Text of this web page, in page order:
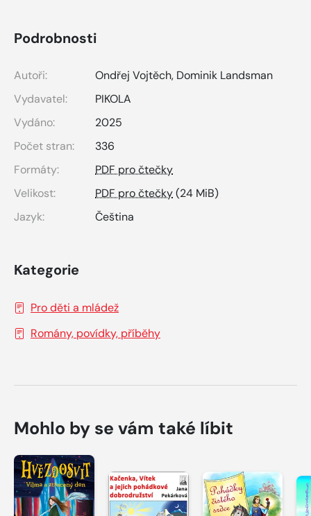
Podrobnosti
Autoři: Ondřej Vojtěch, Dominik Landsman
Vydavatel:
PIKOLA
Vydáno:
2025
Počet stran:
336
Formáty:
PDF pro čtečky
Velikost:
PDF pro čtečky(24 MiB)
Jazyk:
Čeština
Kategorie
Pro děti a mládež
Romány, povídky, příběhy
Mohlo by se vám také líbit